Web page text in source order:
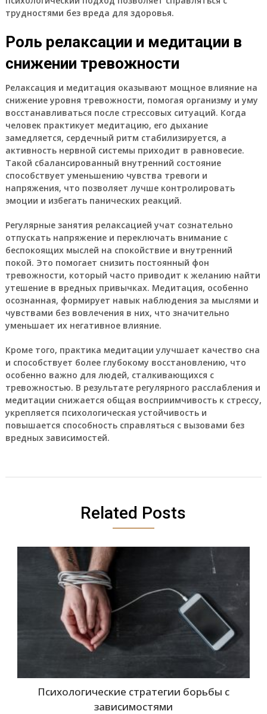
трудностями без вреда для здоровья.
Роль релаксации и медитации в
снижении тревожности
Релаксация и медитация оказывают мощное влияние на
снижение уровня тревожности, помогая организму и уму
восстанавливаться после стрессовых ситуаций. Когда
человек практикует медитацию, его дыхание
замедляется, сердечный ритм стабилизируется, а
активность нервной системы приходит в равновесие.
Такой сбалансированный внутренний состояние
способствует уменьшению чувства тревоги и
напряжения, что позволяет лучше контролировать
эмоции и избегать панических реакций.
Регулярные занятия релаксацией учат сознательно
отпускать напряжение и переключать внимание с
беспокоящих мыслей на спокойствие и внутренний
покой. Это помогает снизить постоянный фон
тревожности, который часто приводит к желанию найти
утешение в вредных привычках. Медитация, особенно
осознанная, формирует навык наблюдения за мыслями и
чувствами без вовлечения в них, что значительно
уменьшает их негативное влияние.
Кроме того, практика медитации улучшает качество сна
и способствует более глубокому восстановлению, что
особенно важно для людей, сталкивающихся с
тревожностью. В результате регулярного расслабления и
медитации снижается общая восприимчивость к стрессу,
укрепляется психологическая устойчивость и
повышается способность справляться с вызовами без
вредных зависимостей.
Related Posts
Психологические стратегии борьбы с
зависимостями